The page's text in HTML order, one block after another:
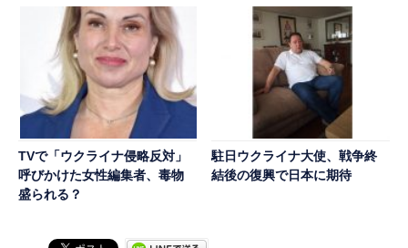
TVで「ウクライナ侵略反対」
呼びかけた女性編集者、毒物
盛られる？
駐日ウクライナ大使、戦争終
結後の復興で日本に期待